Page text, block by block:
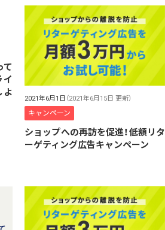
て
イ
よ
2021年6月1日 （2021年6月15日 更新）
キャンペーン
ショップへの再訪を促進！低額リタ
ーゲティング広告キャンペーン